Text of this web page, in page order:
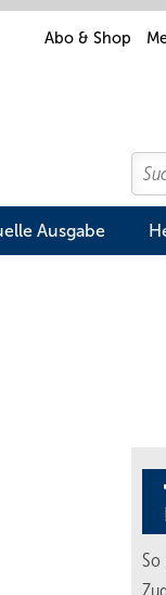
Abo & Shop
Ausgabe
So